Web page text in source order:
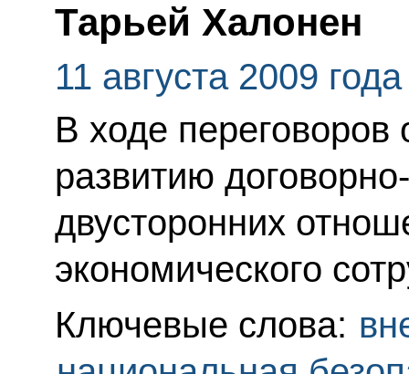
Тарьей Халонен
11 августа 2009 года
В ходе
развитию
двусторонних
экономического
Ключевые слова: